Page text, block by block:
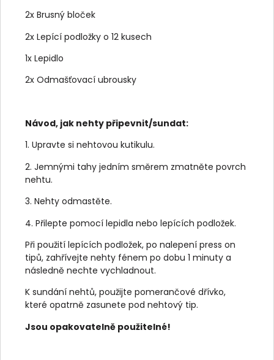
2x Brusný bloček
2x Lepící podložky o 12 kusech
1x Lepidlo
2x Odmašťovací ubrousky
Návod, jak nehty připevnit/sundat:
1. Upravte si nehtovou kutikulu.
2. Jemnými tahy jedním směrem zmatněte povrch
nehtu.
3. Nehty odmastěte.
4. Přilepte pomocí lepidla nebo lepících podložek.
Při použití lepících podložek, po nalepení press on
tipů, zahřívejte nehty fénem po dobu 1 minuty a
následně nechte vychladnout.
K sundání nehtů, použijte pomerančové dřívko,
které opatrně zasunete pod nehtový tip.
Jsou opakovatelně použitelné!